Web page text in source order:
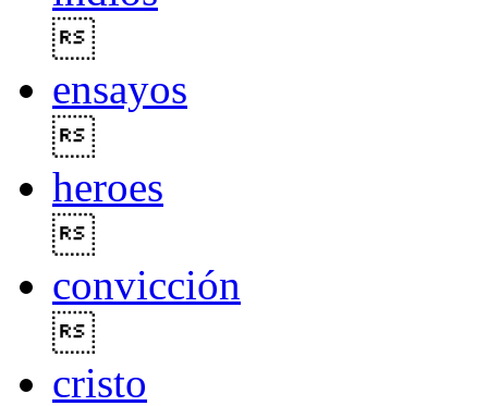
ensayos
heroes
convicción
cristo